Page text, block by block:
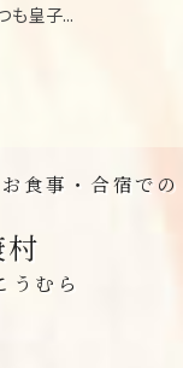
も皇子...
食事・合宿での
うむら